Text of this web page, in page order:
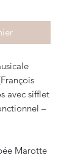
avec sifflet
–
Marotte